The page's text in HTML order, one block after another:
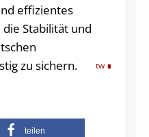
effizientes
Stabilität und
zu sichern.
tw
teilen